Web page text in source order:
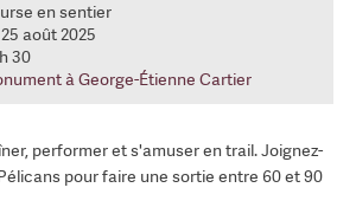
en sentier
août 2025
30
à George-Étienne Cartier
performer et s'amuser en trail. Joignez-
pour faire une sortie entre 60 et 90